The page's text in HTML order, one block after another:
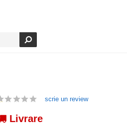
scrie un review
Livrare